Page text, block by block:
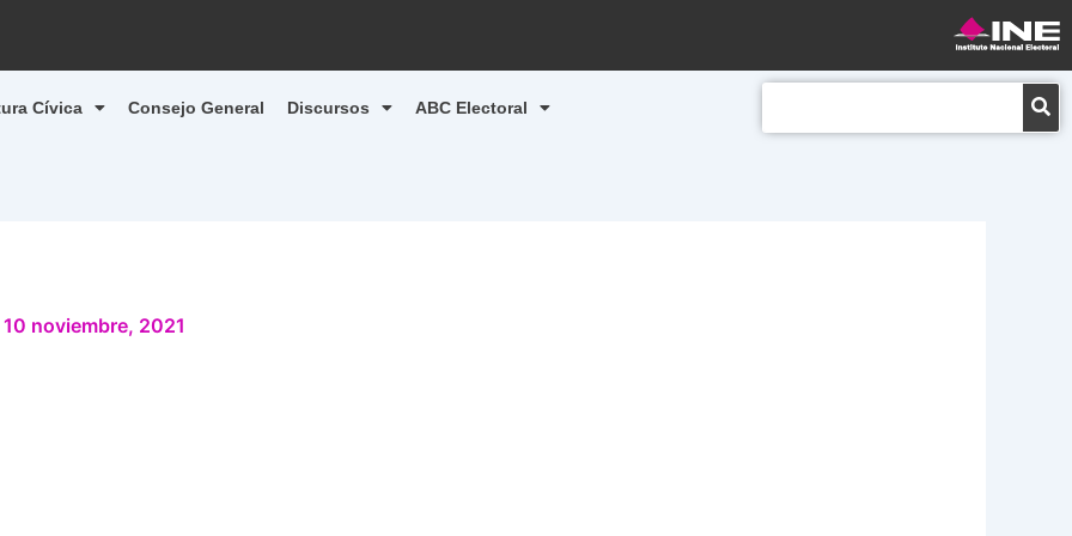
Cívica Consejo General Discursos ABC Electoral
10 noviembre, 2021